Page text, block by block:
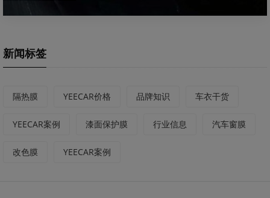
新闻标签
隔热膜 YEECAR价格 品牌知识 车衣干货
YEECAR案例 漆面保护膜 行业信息 汽车窗膜
改色膜 YEECAR案例